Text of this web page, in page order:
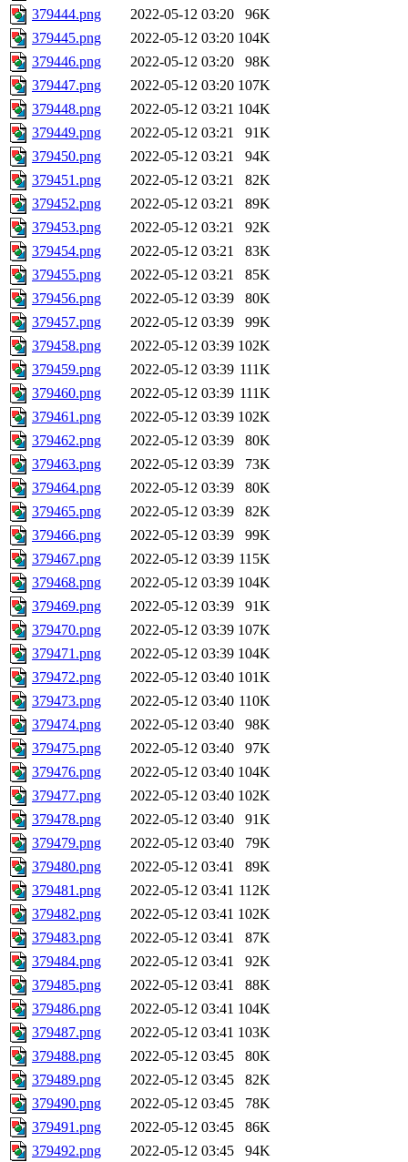
379444.png
2022-05-12 03:20
96K
379445.png
2022-05-12 03:20 104K
379446.png
2022-05-12 03:20
98K
379447.png
2022-05-12 03:20 107K
379448.png
2022-05-12 03:21 104K
379449.png
2022-05-12 03:21
91K
379450.png
2022-05-12 03:21
94K
379451.png
2022-05-12 03:21
82K
379452.png
2022-05-12 03:21
89K
379453.png
2022-05-12 03:21
92K
379454.png
2022-05-12 03:21
83K
379455.png
2022-05-12 03:21
85K
379456.png
2022-05-12 03:39
80K
379457.png
2022-05-12 03:39
99K
379458.png
2022-05-12 03:39 102K
379459.png
2022-05-12 03:39 111K
379460.png
2022-05-12 03:39 111K
379461.png
2022-05-12 03:39 102K
379462.png
2022-05-12 03:39
80K
379463.png
2022-05-12 03:39
73K
379464.png
2022-05-12 03:39
80K
379465.png
2022-05-12 03:39
82K
379466.png
2022-05-12 03:39
99K
379467.png
2022-05-12 03:39 115K
379468.png
2022-05-12 03:39 104K
379469.png
2022-05-12 03:39
91K
379470.png
2022-05-12 03:39 107K
379471.png
2022-05-12 03:39 104K
379472.png
2022-05-12 03:40 101K
379473.png
2022-05-12 03:40 110K
379474.png
2022-05-12 03:40
98K
379475.png
2022-05-12 03:40
97K
379476.png
2022-05-12 03:40 104K
379477.png
2022-05-12 03:40 102K
379478.png
2022-05-12 03:40
91K
379479.png
2022-05-12 03:40
79K
379480.png
2022-05-12 03:41
89K
379481.png
2022-05-12 03:41 112K
379482.png
2022-05-12 03:41 102K
379483.png
2022-05-12 03:41
87K
379484.png
2022-05-12 03:41
92K
379485.png
2022-05-12 03:41
88K
379486.png
2022-05-12 03:41 104K
379487.png
2022-05-12 03:41 103K
379488.png
2022-05-12 03:45
80K
379489.png
2022-05-12 03:45
82K
379490.png
2022-05-12 03:45
78K
379491.png
2022-05-12 03:45
86K
379492.png
2022-05-12 03:45 94K